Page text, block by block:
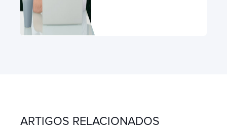
ARTIGOS RELACIONADOS